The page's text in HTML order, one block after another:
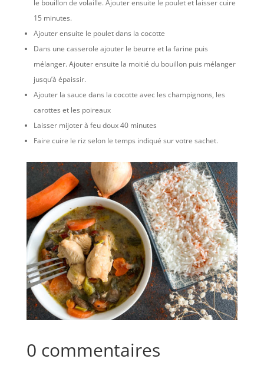
le bouillon de volaille. Ajouter ensuite le poulet et laisser cuire
15 minutes.
Ajouter ensuite le poulet dans la cocotte
Dans une casserole ajouter le beurre et la farine puis
mélanger. Ajouter ensuite la moitié du bouillon puis mélanger
jusqu’à épaissir.
Ajouter la sauce dans la cocotte avec les champignons, les
carottes et les poireaux
Laisser mijoter à feu doux 40 minutes
Faire cuire le riz selon le temps indiqué sur votre sachet.
0 commentaires